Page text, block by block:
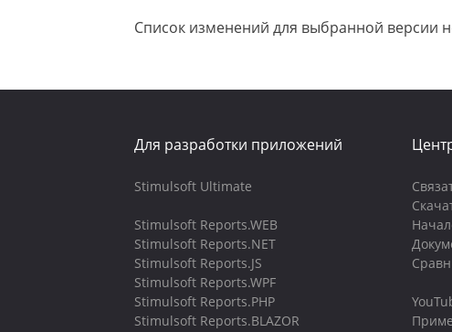
Список изменений для выбранной версии
Для разработки приложений
Stimulsoft Ultimate
Stimulsoft Reports.WEB
Stimulsoft Reports.NET
Stimulsoft Reports.JS
Stimulsoft Reports.WPF
Stimulsoft Reports.PHP
Stimulsoft Reports.BLAZOR